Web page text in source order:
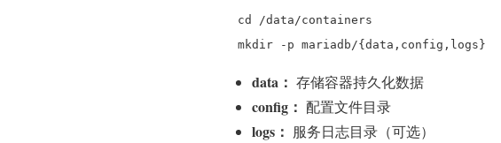
cd /data/containers
mkdir -p mariadb/{data,config,logs}
data： 存储容器持久化数据
config： 配置文件目录
logs： 服务日志目录（可选）